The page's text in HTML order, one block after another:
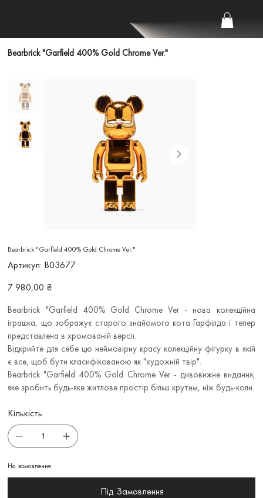
Bearbrick "Garfield 400% Gold Chrome Ver."
Bearbrick "Garfield 400% Gold Chrome Ver."
Артикул: Артикул
B03677
B03677
Ціна
7 980,00 ₴
Bearbrick "Garfield 400% Gold Chrome Ver - нова колекційна
іграшка, що зображує старого знайомого кота Гарфілда і тепер
представлена в хромованій версії.
Відкрийте для себе цю неймовірну красу колекційну фігурку в якій
є все, щоб бути класифікованою як "художній твір".
Bearbrick "Garfield 400% Gold Chrome Ver - дивовижне видання,
яке зробить будь-яке житлове простір більш крутим, ніж будь-коли.
Кількість
На замовлення
Під Замовлення